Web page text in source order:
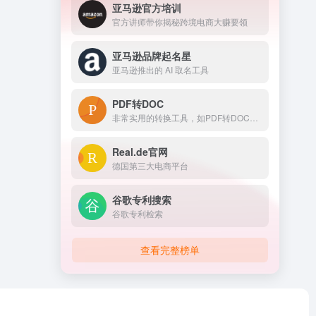
亚马逊官方培训
官方讲师带你揭秘跨境电商大赚要领
亚马逊品牌起名星
亚马逊推出的 AI 取名工具
PDF转DOC
Real.de官网
德国第三大电商平台
谷歌专利搜索
谷歌专利检索
查看完整榜单